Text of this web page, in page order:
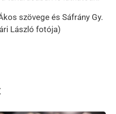
szövege és Sáfrány Gy.
László fotója)